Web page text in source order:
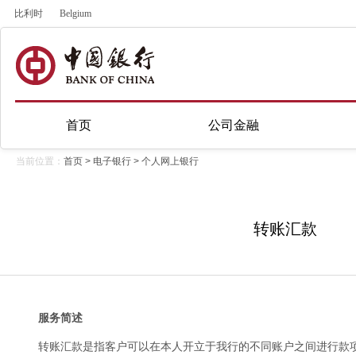
比利时 Belgium
首页 公司金融
当前位置： 首页 > 电子银行 > 个人网上银行
转账汇款
服务简述
转账汇款是指客户可以在本人开立于我行的不同账户之间进行